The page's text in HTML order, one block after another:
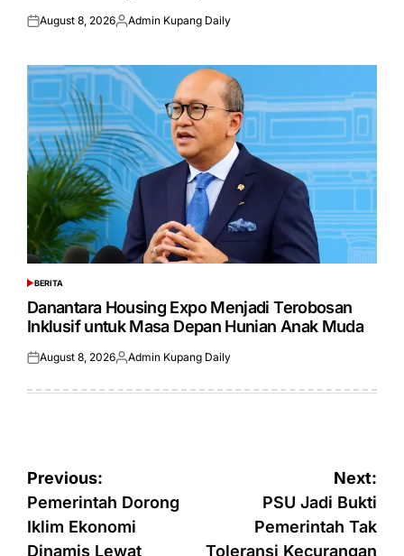
Posted
August 8, 2026Posted
Admin Kupang Daily
POSTED
IN
BERITA
Danantara Housing Expo Menjadi Terobosan
Inklusif untuk Masa Depan Hunian Anak Muda
Posted
August 8, 2026Posted
Admin Kupang Daily
Post
navigation
Previous:
Pemerintah Dorong
Iklim Ekonomi
Dinamis Lewat
Next:
PSU Jadi Bukti
Pemerintah Tak
Toleransi Kecurangan